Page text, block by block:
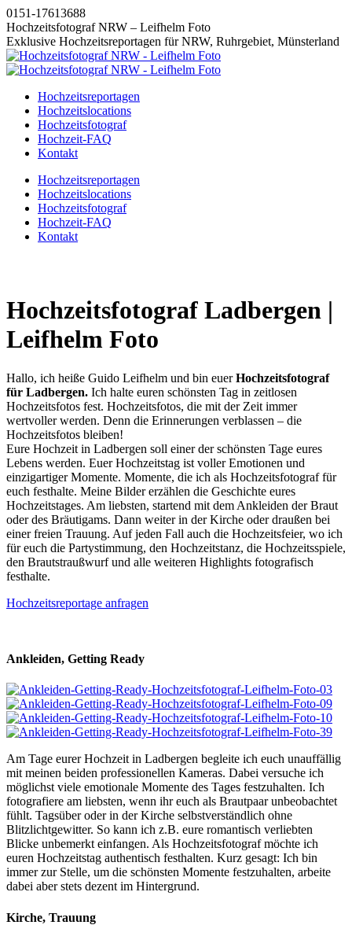
Zum
Inhalt
springen
0151-17613688
Hochzeitsfotograf NRW – Leifhelm Foto
Exklusive Hochzeitsreportagen für NRW, Ruhrgebiet, Münsterland
Hochzeitsreportagen
Hochzeitslocations
Hochzeitsfotograf
Hochzeit-FAQ
Kontakt
Instagram
page
opens
new
Facebook
page
opens
new
Pinterest
page
opens
new
page
opens
new
Hochzeitsreportagen
Hochzeitslocations
Hochzeitsfotograf
Hochzeit-FAQ
Kontakt
Hochzeitsfotograf Ladbergen |
Leifhelm Foto
Hallo, ich heiße Guido Leifhelm und bin euerHochzeitsfotograf
für Ladbergen. Ich halte euren schönsten Tag in zeitlosen
Hochzeitsfotos fest. Hochzeitsfotos, die mit der Zeit immer
wertvoller werden. Denn die Erinnerungen verblassen – die
Hochzeitsfotos bleiben!
Eure Hochzeit in Ladbergen soll einer der schönsten Tage eures
Lebens werden. Euer Hochzeitstag ist voller Emotionen und
einzigartiger Momente. Momente, die ich als Hochzeitsfotograf für
euch festhalte. Meine Bilder erzählen die Geschichte eures
Hochzeitstages. Am liebsten, startend mit dem Ankleiden der Braut
oder des Bräutigams. Dann weiter in der Kirche oder draußen bei
einer freien Trauung. Auf jeden Fall auch die Hochzeitsfeier, wo ich
für euch die Partystimmung, den Hochzeitstanz, die Hochzeitsspiele,
den Brautstraußwurf und alle weiteren Highlights fotografisch
festhalte.
Hochzeitsreportage anfragen
Ankleiden, Getting Ready
Am Tage eurer Hochzeit in Ladbergen begleite ich euch unauffällig
mit meinen beiden professionellen Kameras. Dabei versuche ich
möglichst viele emotionale Momente des Tages festzuhalten. Ich
fotografiere am liebsten, wenn ihr euch als Brautpaar unbeobachtet
fühlt. Tagsüber oder in der Kirche selbstverständlich ohne
Blitzlichtgewitter. So kann ich z.B. eure romantisch verliebten
Blicke unbemerkt einfangen. Als Hochzeitsfotograf möchte ich
euren Hochzeitstag authentisch festhalten. Kurz gesagt: Ich bin
immer zur Stelle, um die schönsten Momente festzuhalten, arbeite
dabei aber stets dezent im Hintergrund.
Kirche, Trauung